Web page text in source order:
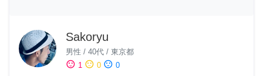
Sakoryu
男性 / 40代 / 東京都
sentiment_satisfied 1 sentiment_neutral 0 sentiment_dissatisfied 0